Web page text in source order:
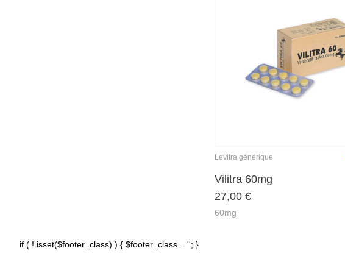
Levitra générique
Vilitra 60mg
27,00 €
60mg
if ( ! isset($footer_class) ) { $footer_class = ''; }